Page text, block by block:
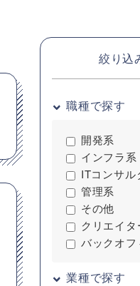
絞り込
職種で探す
開発系
インフラ系
ITコンサル
管理系
その他
クリエイタ
バックオフ
業種で探す